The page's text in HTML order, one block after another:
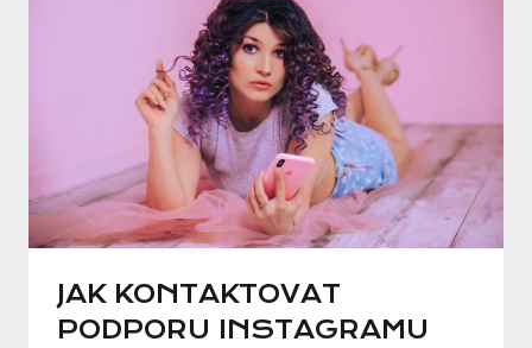
JAK KONTAKTOVAT
PODPORU INSTAGRAMU